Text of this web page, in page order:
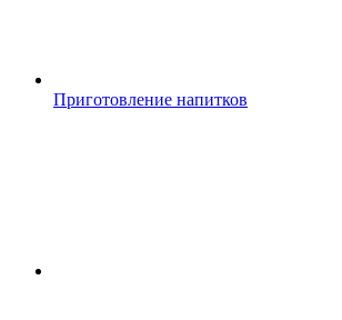
Приготовление напитков